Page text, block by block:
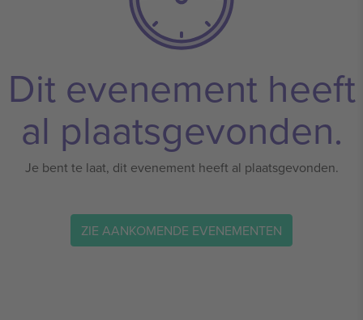
Dit evenement heeft
al plaatsgevonden.
Je bent te laat, dit evenement heeft al plaatsgevonden.
ZIE AANKOMENDE EVENEMENTEN